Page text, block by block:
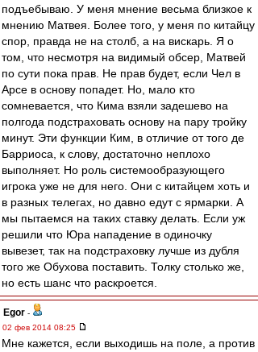
подъебываю. У меня мнение весьма близкое к
мнению Матвея. Более того, у меня по китайцу
спор, правда не на столб, а на вискарь. Я о
том, что несмотря на видимый обсер, Матвей
по сути пока прав. Не прав будет, если Чел в
Арсе в основу попадет. Но, мало кто
сомневается, что Кима взяли задешево на
полгода подстраховать основу на пару тройку
минут. Эти функции Ким, в отличие от того де
Барриоса, к слову, достаточно неплохо
выполняет. Но роль системообразующего
игрока уже не для него. Они с китайцем хоть и
в разных телегах, но давно едут с ярмарки. А
мы пытаемся на таких ставку делать. Если уж
решили что Юра нападение в одиночку
вывезет, так на подстраховку лучше из дубля
того же Обухова поставить. Толку столько же,
но есть шанс что раскроется.
Egor -
02 фев 2014 08:25
Мне кажется, если выходишь на поле, а против